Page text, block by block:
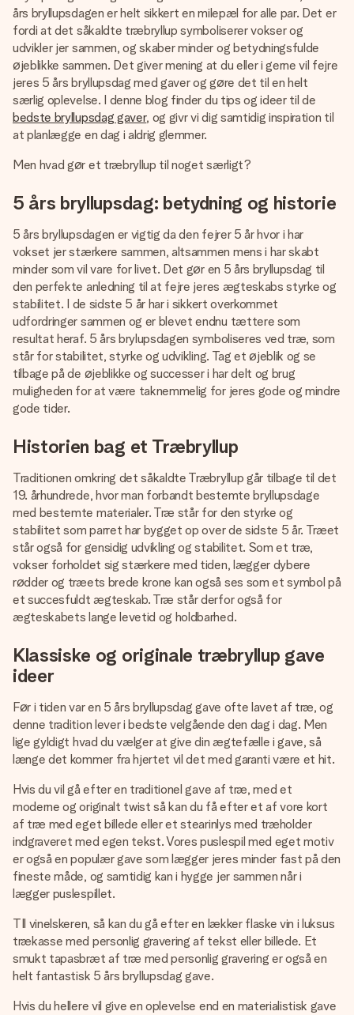
billede af dig eller en besked, der går lige i hendes hjerte.
Intet besvær men udelukkende en masse kærlighed i
øjeblikket.
års bryllupsdagen er helt sikkert en milepæl for alle par. Det er
fordi at det såkaldte træbryllup symboliserer vokser og
udvikler jer sammen, og skaber minder og betydningsfulde
øjeblikke sammen. Det giver mening at du eller i gerne vil fejre
jeres 5 års bryllupsdag med gaver og gøre det til en helt
særlig oplevelse. I denne blog finder du tips og ideer til de
bedste bryllupsdag gaver, og givr vi dig samtidig inspiration til
at planlægge en dag i aldrig glemmer.
Men hvad gør et træbryllup til noget særligt?
5 års bryllupsdag: betydning og historie
5 års bryllupsdagen er vigtig da den fejrer 5 år hvor i har
vokset jer stærkere sammen, altsammen mens i har skabt
minder som vil vare for livet. Det gør en 5 års bryllupsdag til
den perfekte anledning til at fejre jeres ægteskabs styrke og
stabilitet. I de sidste 5 år har i sikkert overkommet
udfordringer sammen og er blevet endnu tættere som
resultat heraf. 5 års brylupsdagen symboliseres ved træ, som
står for stabilitet, styrke og udvikling. Tag et øjeblik og se
tilbage på de øjeblikke og successer i har delt og brug
muligheden for at være taknemmelig for jeres gode og mindre
gode tider.
Historien bag et Træbryllup
Traditionen omkring det såkaldte Træbryllup går tilbage til det
19. århundrede, hvor man forbandt bestemte bryllupsdage
med bestemte materialer. Træ står for den styrke og
stabilitet som parret har bygget op over de sidste 5 år. Træet
står også for gensidig udvikling og stabilitet. Som et træ,
vokser forholdet sig stærkere med tiden, lægger dybere
rødder og træets brede krone kan også ses som et symbol på
et succesfuldt ægteskab. Træ står derfor også for
ægteskabets lange levetid og holdbarhed.
Klassiske og originale træbryllup gave
ideer
Før i tiden var en 5 års bryllupsdag gave ofte lavet af træ, og
denne tradition lever i bedste velgående den dag i dag. Men
lige gyldigt hvad du vælger at give din ægtefælle i gave, så
længe det kommer fra hjertet vil det med garanti være et hit.
Hvis du vil gå efter en traditionel gave af træ, med et
moderne og originalt twist så kan du få efter et af vore kort
af træ med eget billede eller et stearinlys med træholder
indgraveret med egen tekst. Vores puslespil med eget motiv
er også en populær gave som lægger jeres minder fast på den
fineste måde, og samtidig kan i hygge jer sammen når i
lægger puslespillet.
TIl vinelskeren, så kan du gå efter en lækker flaske vin i luksus
trækasse med personlig gravering af tekst eller billede. Et
smukt tapasbræt af træ med personlig gravering er også en
helt fantastisk 5 års bryllupsdag gave.
Hvis du hellere vil give en oplevelse end en materialistisk gave